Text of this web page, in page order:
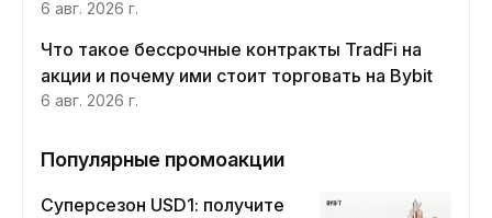
6 авг. 2026 г.
Что такое бессрочные контракты TradFi на
акции и почему ими стоит торговать на Bybit
6 авг. 2026 г.
Популярные промоакции
Суперсезон USD1: получите